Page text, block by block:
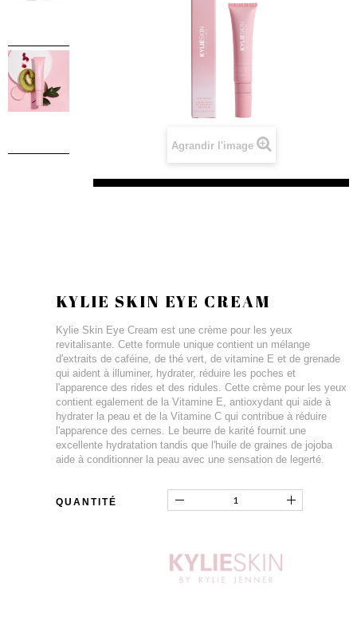
Agrandir l'image
KYLIE SKIN EYE CREAM
Kylie Skin Eye Cream est une crème pour les yeux
revitalisante. Cette formule unique contient un mélange
d'extraits de caféine, de thé vert, de vitamine E et de grenade
qui aident à illuminer, hydrater, réduire les poches et
l'apparence des rides et des ridules. Cette crème pour les yeux
contient egalement de la Vitamine E, antioxydant qui aide à
hydrater la peau et de la Vitamine C qui contribue à réduire
l'apparence des cernes. Le beurre de karité fournit une
excellente hydratation tandis que l'huile de graines de jojoba
aide à conditionner la peau avec une sensation de legerté.
QUANTITÉ